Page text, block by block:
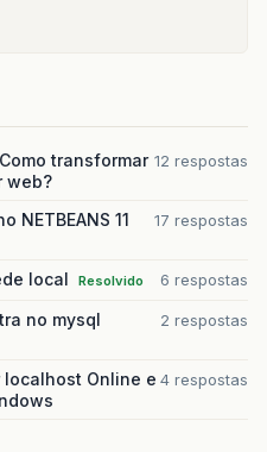
transformar
web?
12 respostas
NETBEANS 11 17 respostas
local Resolvido 6 respostas
no mysql 2 respostas
localhost Online e 4 respostas